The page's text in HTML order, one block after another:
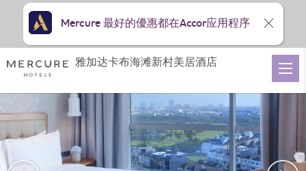
雅加达卡布海滩新村美居酒店
Mercure 最好的優惠都在Accor应用程序